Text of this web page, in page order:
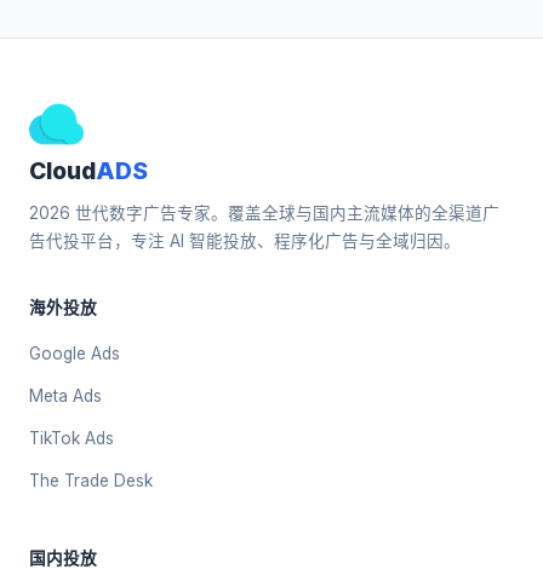
CloudADS
2026 世代数字广告专家。覆盖全球与国内主流媒体的全渠道广
告代投平台，专注 AI 智能投放、程序化广告与全域归因。
海外投放
Google Ads
Meta Ads
TikTok Ads
The Trade Desk
国内投放